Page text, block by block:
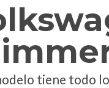
tiene todo